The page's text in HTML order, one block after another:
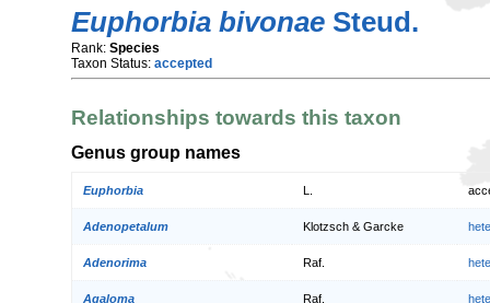
Euphorbia bivonae Steud.
Rank: Species
Taxon Status: accepted
Relationships towards this taxon
Genus group names
Euphorbia
Adenopetalum Klotzsch & Garcke
Adenorima Raf.
Agaloma Raf.